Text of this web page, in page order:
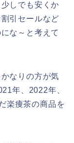
しでも安くか
引セールなど
な～と考えて
なりの方が気
年、2022年、
楽痩茶の商品を